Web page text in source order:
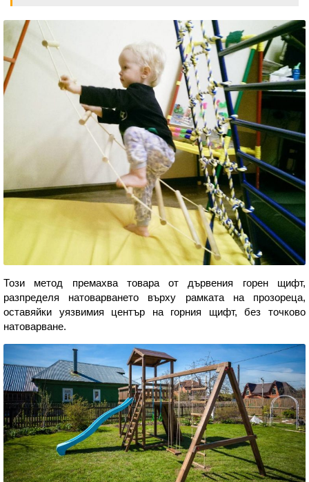
Този метод премахва товара от дървения горен щифт,
разпределя натоварването върху рамката на прозореца,
оставяйки уязвимия център на горния щифт, без точково
натоварване.